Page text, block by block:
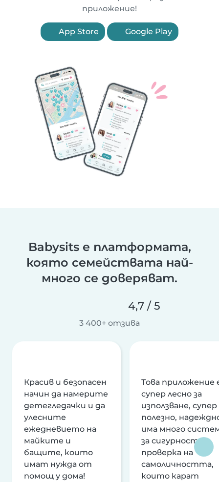
приложение!
App Store Google Play
Babysits е платформата,
която семействата най-
много се доверяват.
4,7 / 5
3 400+ отзива
Красив и безопасен
начин да намерите
детегледачки и да
улесните
ежедневието на
майките и
бащите, които
имат нужда от
помощ у дома!
Това приложение
супер лесно за
използване, супер
полезно,
има много
за сигурност и
проверка на
самоличността,
които карат